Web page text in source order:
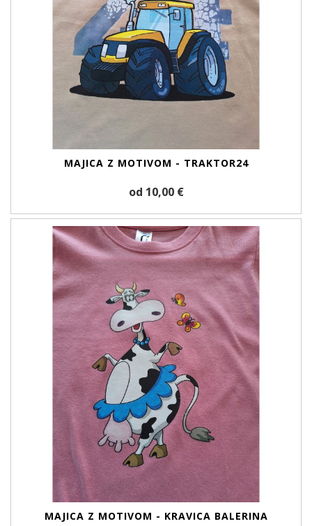
MAJICA Z MOTIVOM - TRAKTOR24
od 10,00 €
MAJICA Z MOTIVOM - KRAVICA BALERINA